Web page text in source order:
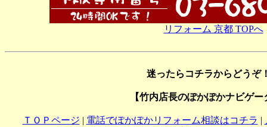
リフォーム 京都 TOPへ
迷ったらコチラからどうぞ
【竹内店長のぽかぽかナビゲー
ＴＯＰページ | 電話でぽかぽかリフォーム相談はコチラ |